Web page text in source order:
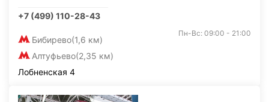
+7 (499) 110-28-43
Бибирево(1,6 км)
Алтуфьево(2,35 км)
Пн-Вс: 09:00 - 21:00
Лобненская 4